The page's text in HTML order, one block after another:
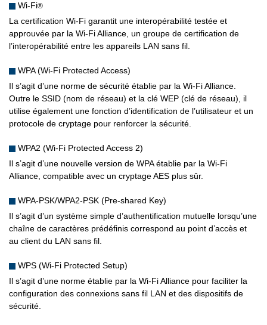
Wi-Fi®
La certification Wi-Fi garantit une interopérabilité testée et
approuvée par la Wi-Fi Alliance, un groupe de certification de
l’interopérabilité entre les appareils LAN sans fil.
WPA (Wi-Fi Protected Access)
Il s’agit d’une norme de sécurité établie par la Wi-Fi Alliance.
Outre le SSID (nom de réseau) et la clé WEP (clé de réseau), il
utilise également une fonction d’identification de l’utilisateur et un
protocole de cryptage pour renforcer la sécurité.
WPA2 (Wi-Fi Protected Access 2)
Il s’agit d’une nouvelle version de WPA établie par la Wi-Fi
Alliance, compatible avec un cryptage AES plus sûr.
WPA-PSK/WPA2-PSK (Pre-shared Key)
Il s’agit d’un système simple d’authentification mutuelle lorsqu’une
chaîne de caractères prédéfinis correspond au point d’accès et
au client du LAN sans fil.
WPS (Wi-Fi Protected Setup)
Il s’agit d’une norme établie par la Wi-Fi Alliance pour faciliter la
configuration des connexions sans fil LAN et des dispositifs de
sécurité.